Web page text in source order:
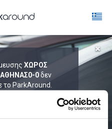
ΧΩΡΟΣ
0δεν
το ParkAround.
ΣΥΝΕΧΩΣ
ΓΙΑ:
ΔΙΑΡΚΕΙΑ